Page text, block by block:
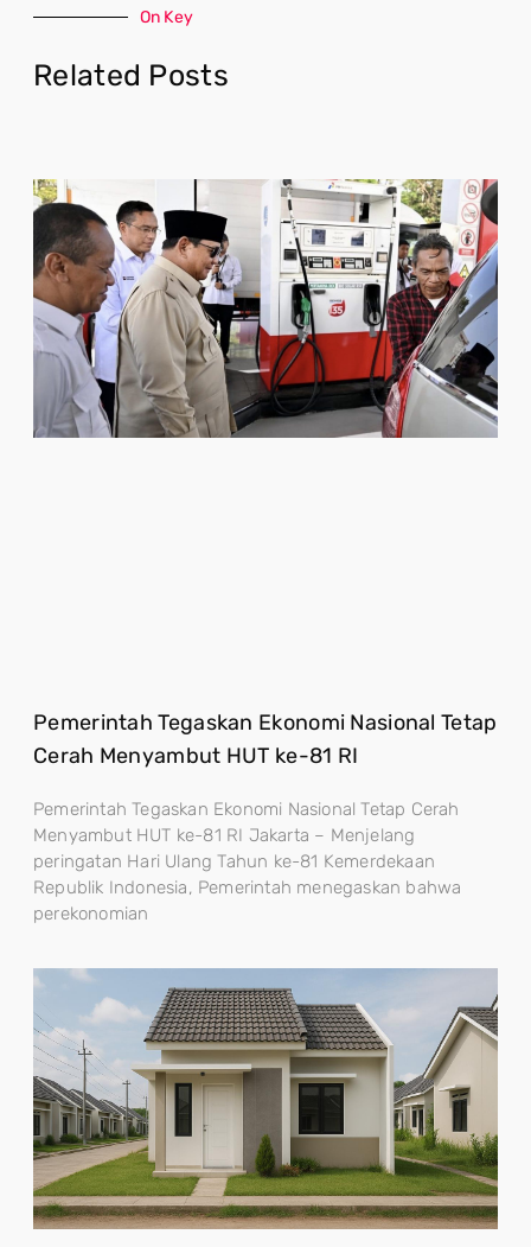
On Key
Related Posts
Pemerintah Tegaskan Ekonomi Nasional Tetap
Cerah Menyambut HUT ke-81 RI
Pemerintah Tegaskan Ekonomi Nasional Tetap Cerah
Menyambut HUT ke-81 RI Jakarta – Menjelang
peringatan Hari Ulang Tahun ke-81 Kemerdekaan
Republik Indonesia, Pemerintah menegaskan bahwa
perekonomian